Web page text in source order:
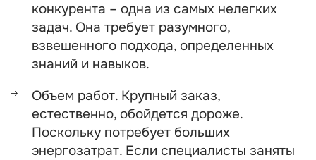
конкурента – одна из самых нелегких
задач. Она требует разумного,
взвешенного подхода, определенных
знаний и навыков.
Объем работ. Крупный заказ,
естественно, обойдется дороже.
Поскольку потребует больших
энергозатрат. Если специалисты заняты